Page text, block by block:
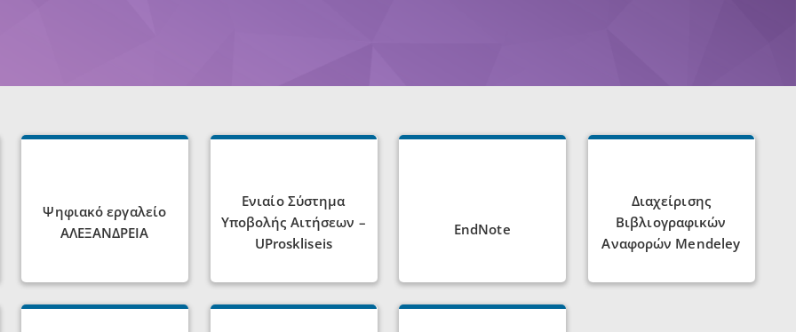
Ψηφιακό εργαλείο
ΑΛΕΞΑΝΔΡΕΙΑ
Ενιαίο Σύστημα
Υποβολής Αιτήσεων –
UProskliseis
EndNote
Διαχείρισης
Βιβλιογραφικών
Αναφορών Mendeley